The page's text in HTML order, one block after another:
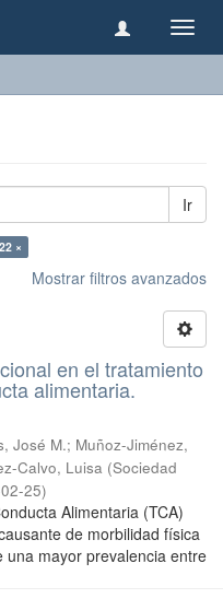
Ir
×
Mostrar filtros avanzados
en el tratamiento
alimentaria.
José M.; Muñoz-Jiménez,
Calvo, Luisa (Sociedad
25)
Alimentaria (TCA)
de morbilidad física
una mayor prevalencia entre